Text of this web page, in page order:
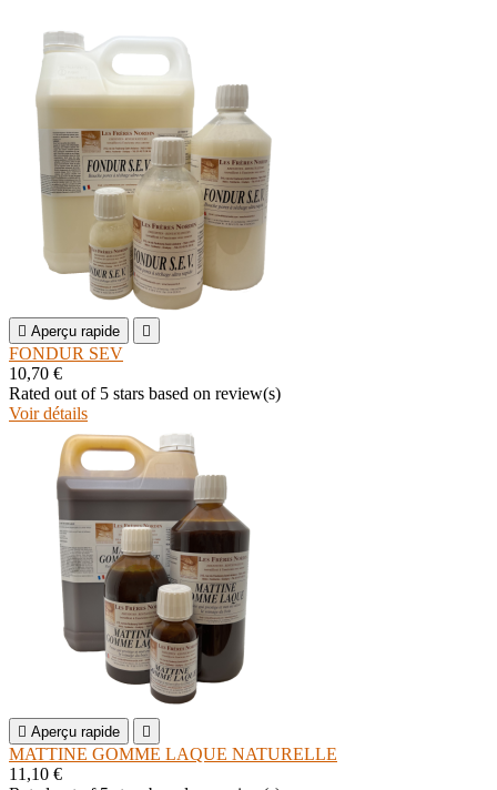
 Aperçu rapide 
FONDUR SEV
10,70 €
Rated out of 5 stars based on review(s)
Voir détails
 Aperçu rapide 
MATTINE GOMME LAQUE NATURELLE
11,10 €